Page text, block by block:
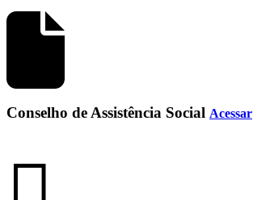
Conselho de Assistência Social Acessar